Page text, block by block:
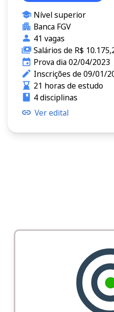
Nível superior
Banca FGV
41 vagas
Salários de R$
Prova dia 02/04/2023
Inscrições de 09/01/
21 horas de estudo
4 disciplinas
Ver edital